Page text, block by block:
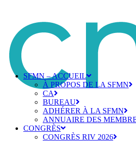
SFMN – ACCUEIL
À PROPOS DE LA SFMN
CA
BUREAU
ADHÉRER À LA SFMN
ANNUAIRE DES
CONGRÈS
CONGRÈS RIV 2026